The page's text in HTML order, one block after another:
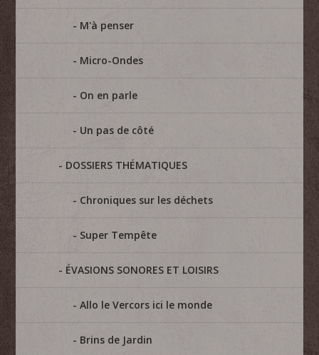
M'à penser
Micro-Ondes
On en parle
Un pas de côté
DOSSIERS THÉMATIQUES
Chroniques sur les déchets
Super Tempête
ÉVASIONS SONORES ET LOISIRS
Allo le Vercors ici le monde
Brins de Jardin